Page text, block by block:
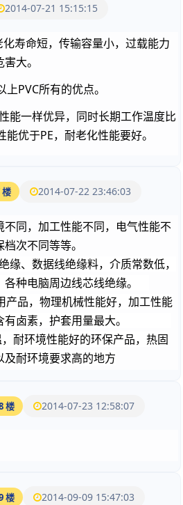
2014-07-21 15:15:15
寿命短，传输容量小，过载能力
大。
PVC所有的优点。
能一样优异，同时长期工作温度比
优于PE，耐老化性能要好。
楼 2014-07-22 23:46:03
同，加工性能不同，电气性能不
环保档次不同等等。
缘、数据线绝缘料，介质常数低，
各种电脑周边线芯线绝缘。
产品，物理机械性能好，加工性能
含有卤素，护套用量最大。
耐环境性能好的环保产品，热固
耐环境要求高的地方
楼 2014-07-23 12:58:07
楼 2014-09-09 15:47:03